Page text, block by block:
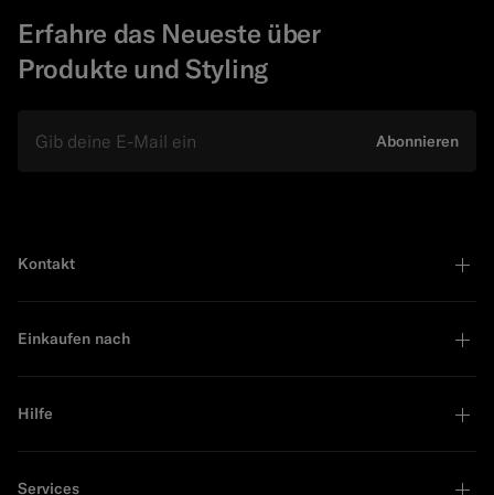
Erfahre das Neueste über
Produkte und Styling
Abonnieren
Kontakt
Einkaufen nach
Hilfe
Services